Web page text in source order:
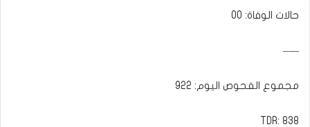
حالات الوفاة: 00
—–
مجموع الفحوص اليوم: 922
TDR: 838